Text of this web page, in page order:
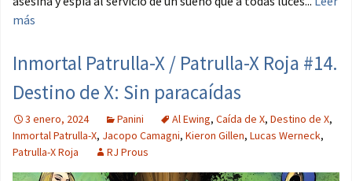
más
Inmortal Patrulla-X / Patrulla-X Roja #14.
Destino de X: Sin paracaídas
3 enero, 2024 Panini Al Ewing, Caída de X, Destino de X,
Inmortal Patrulla-X, Jacopo Camagni, Kieron Gillen, Lucas Werneck,
Patrulla-X Roja
RJ Prous